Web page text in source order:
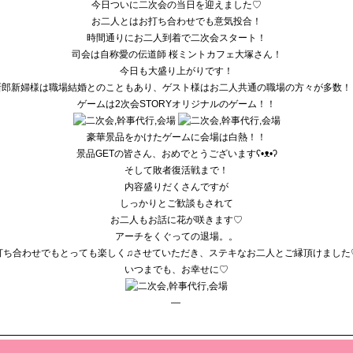
今日ついに二次会の当日を迎えました♡
お二人とはお打ち合わせでも意気投合！
時間通りにお二人到着で二次会スタート！
司会は自称愛の伝道師 桜ミントカフェ大塚さん！
今日も大盛り上がりです！
新婦様は職場結婚とのこともあり、 ゲスト様はお二人共通の職場の方々が多数
ゲームは2次会STORYオリジナルのゲーム！！
豪華景品をかけたゲームに会場は白熱！！
景品GETの皆さん、おめでとうございますʕ•ᴥ•ʔ
そして敗者復活戦まで！
内容盛りだくさんですが
しっかりとご歓談もされて
お二人もお話に花が咲きます♡
アーチをくぐっての退場。。
ち合わせでもとっても楽しく♫させていただき、
ステキなお二人とご縁頂けまし
いつまでも、お幸せに♡
—